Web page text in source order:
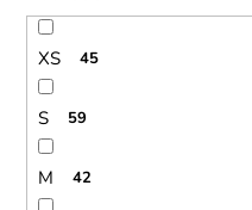
XS 45
S 59
M 42